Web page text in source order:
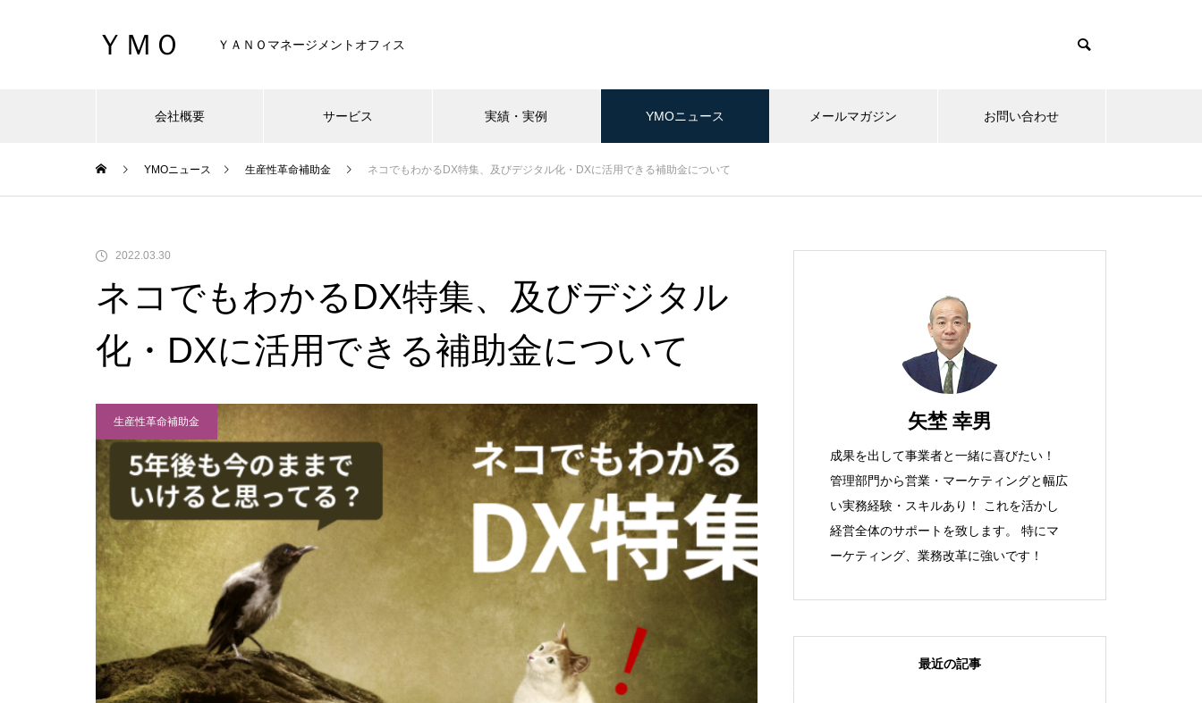
ＹＭＯ ＹＡＮＯマネージメントオフィス
会社概要 サービス 実績・実例 YMOニュース メールマガジン お問い合わせ
YMOニュース 生産性革命補助金 ネコでもわかるDX特集、及びデジタル化・DXに活用できる補助金について
2022.03.30
ネコでもわかるDX特集、及びデジタル
化・DXに活用できる補助金について
生産性革命補助金 矢埜 幸男
成果を出して事業者と一緒に喜びたい！
管理部門から営業・マーケティングと幅広
い実務経験・スキルあり！ これを活かし
経営全体のサポートを致します。 特にマ
ーケティング、業務改革に強いです！
最近の記事